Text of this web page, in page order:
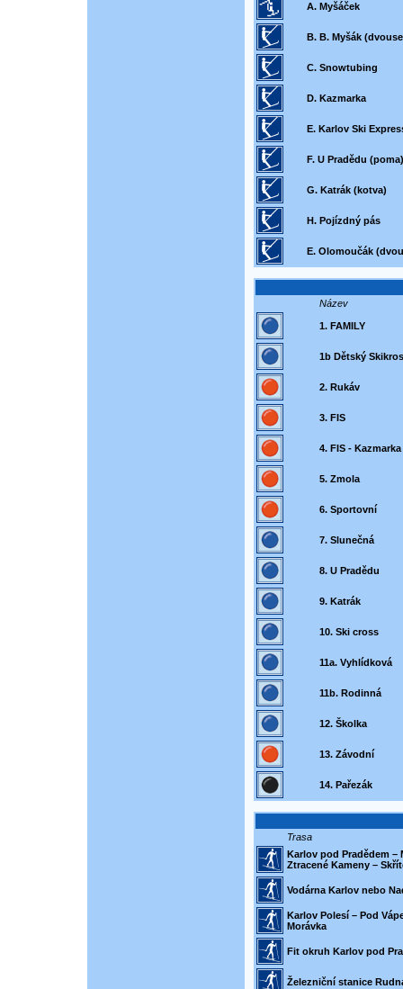
A. Myšáček
B. B. Myšák
C. Snowtubing
D. Kazmarka
E. Karlov Ski
F. U Pradědu (poma)
G. Katrák (kotva)
H. Pojízdný pás
E. Olomoučák
Název
1. FAMILY
1b Dětský Skikros
2. Rukáv
3. FIS
4. FIS - Kazmarka
5. Zmola
6. Sportovní
7. Slunečná
8. U Pradědu
9. Katrák
10. Ski cross
11a. Vyhlídková
11b. Rodinná
12. Školka
13. Závodní
14. Pařezák
Trasa
Karlov pod Pradědem –
Ztracené Kameny –
Vodárna Karlov nebo
Karlov Polesí – Pod
Morávka
Fit okruh Karlov pod
Železniční stanice